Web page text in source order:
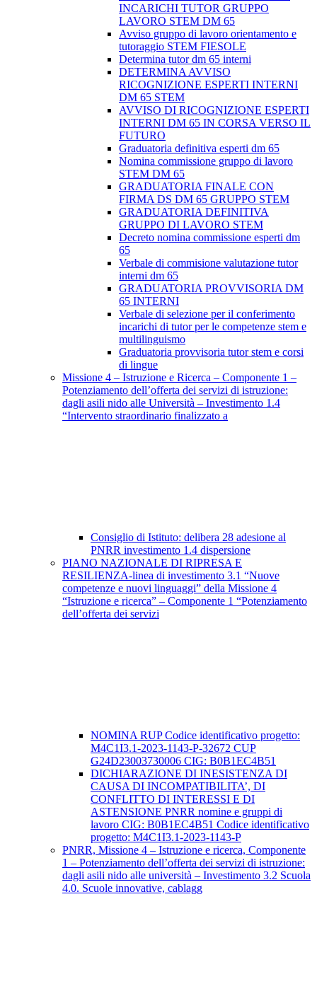
INCARICHI TUTOR GRUPPO
LAVORO STEM DM 65
Avviso gruppo di lavoro orientamento e
tutoraggio STEM FIESOLE
Determina tutor dm 65 interni
DETERMINA AVVISO
RICOGNIZIONE ESPERTI INTERNI
DM 65 STEM
AVVISO DI RICOGNIZIONE ESPERTI
INTERNI DM 65 IN CORSA VERSO IL
FUTURO
Graduatoria definitiva esperti dm 65
Nomina commissione gruppo di lavoro
STEM DM 65
GRADUATORIA FINALE CON
FIRMA DS DM 65 GRUPPO STEM
GRADUATORIA DEFINITIVA
GRUPPO DI LAVORO STEM
Decreto nomina commissione esperti dm
65
Verbale di commisione valutazione tutor
interni dm 65
GRADUATORIA PROVVISORIA DM
65 INTERNI
Verbale di selezione per il conferimento
incarichi di tutor per le competenze stem e
multilinguismo
Graduatoria provvisoria tutor stem e corsi
di lingue
Missione 4 – Istruzione e Ricerca – Componente 1 –
Potenziamento dell’offerta dei servizi di istruzione:
dagli asili nido alle Università – Investimento 1.4
“Intervento straordinario finalizzato a
Consiglio di Istituto: delibera 28 adesione al
PNRR investimento 1.4 dispersione
PIANO NAZIONALE DI RIPRESA E
RESILIENZA-linea di investimento 3.1 “Nuove
competenze e nuovi linguaggi” della Missione 4
“Istruzione e ricerca” – Componente 1 “Potenziamento
dell’offerta dei servizi
NOMINA RUP Codice identificativo progetto:
M4C1I3.1-2023-1143-P-32672 CUP
G24D23003730006 CIG: B0B1EC4B51
DICHIARAZIONE DI INESISTENZA DI
CAUSA DI INCOMPATIBILITA’, DI
CONFLITTO DI INTERESSI E DI
ASTENSIONE PNRR nomine e gruppi di
lavoro CIG: B0B1EC4B51 Codice identificativo
progetto: M4C1I3.1-2023-1143-P
PNRR, Missione 4 – Istruzione e ricerca, Componente
1 – Potenziamento dell’offerta dei servizi di istruzione:
dagli asili nido alle università – Investimento 3.2 Scuola
4.0. Scuole innovative, cablagg